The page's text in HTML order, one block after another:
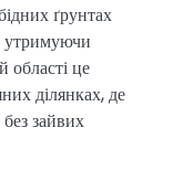
ґрунтах
утримуючи
області це
ділянках, де
зайвих